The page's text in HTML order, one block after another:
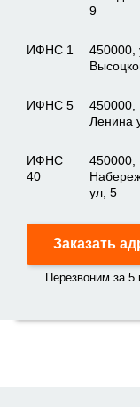
9
ИФНС 1
450000,
ИФНС 5
450000,
Ленина
ИФНС
40
450000,
ул, 5
Заказать
Перезвоним за 5